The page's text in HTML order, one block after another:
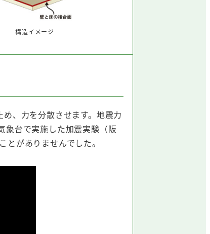
構造イメージ
、力を分散させます。地震力
象台で実施した加震実験（阪
がありませんでした。